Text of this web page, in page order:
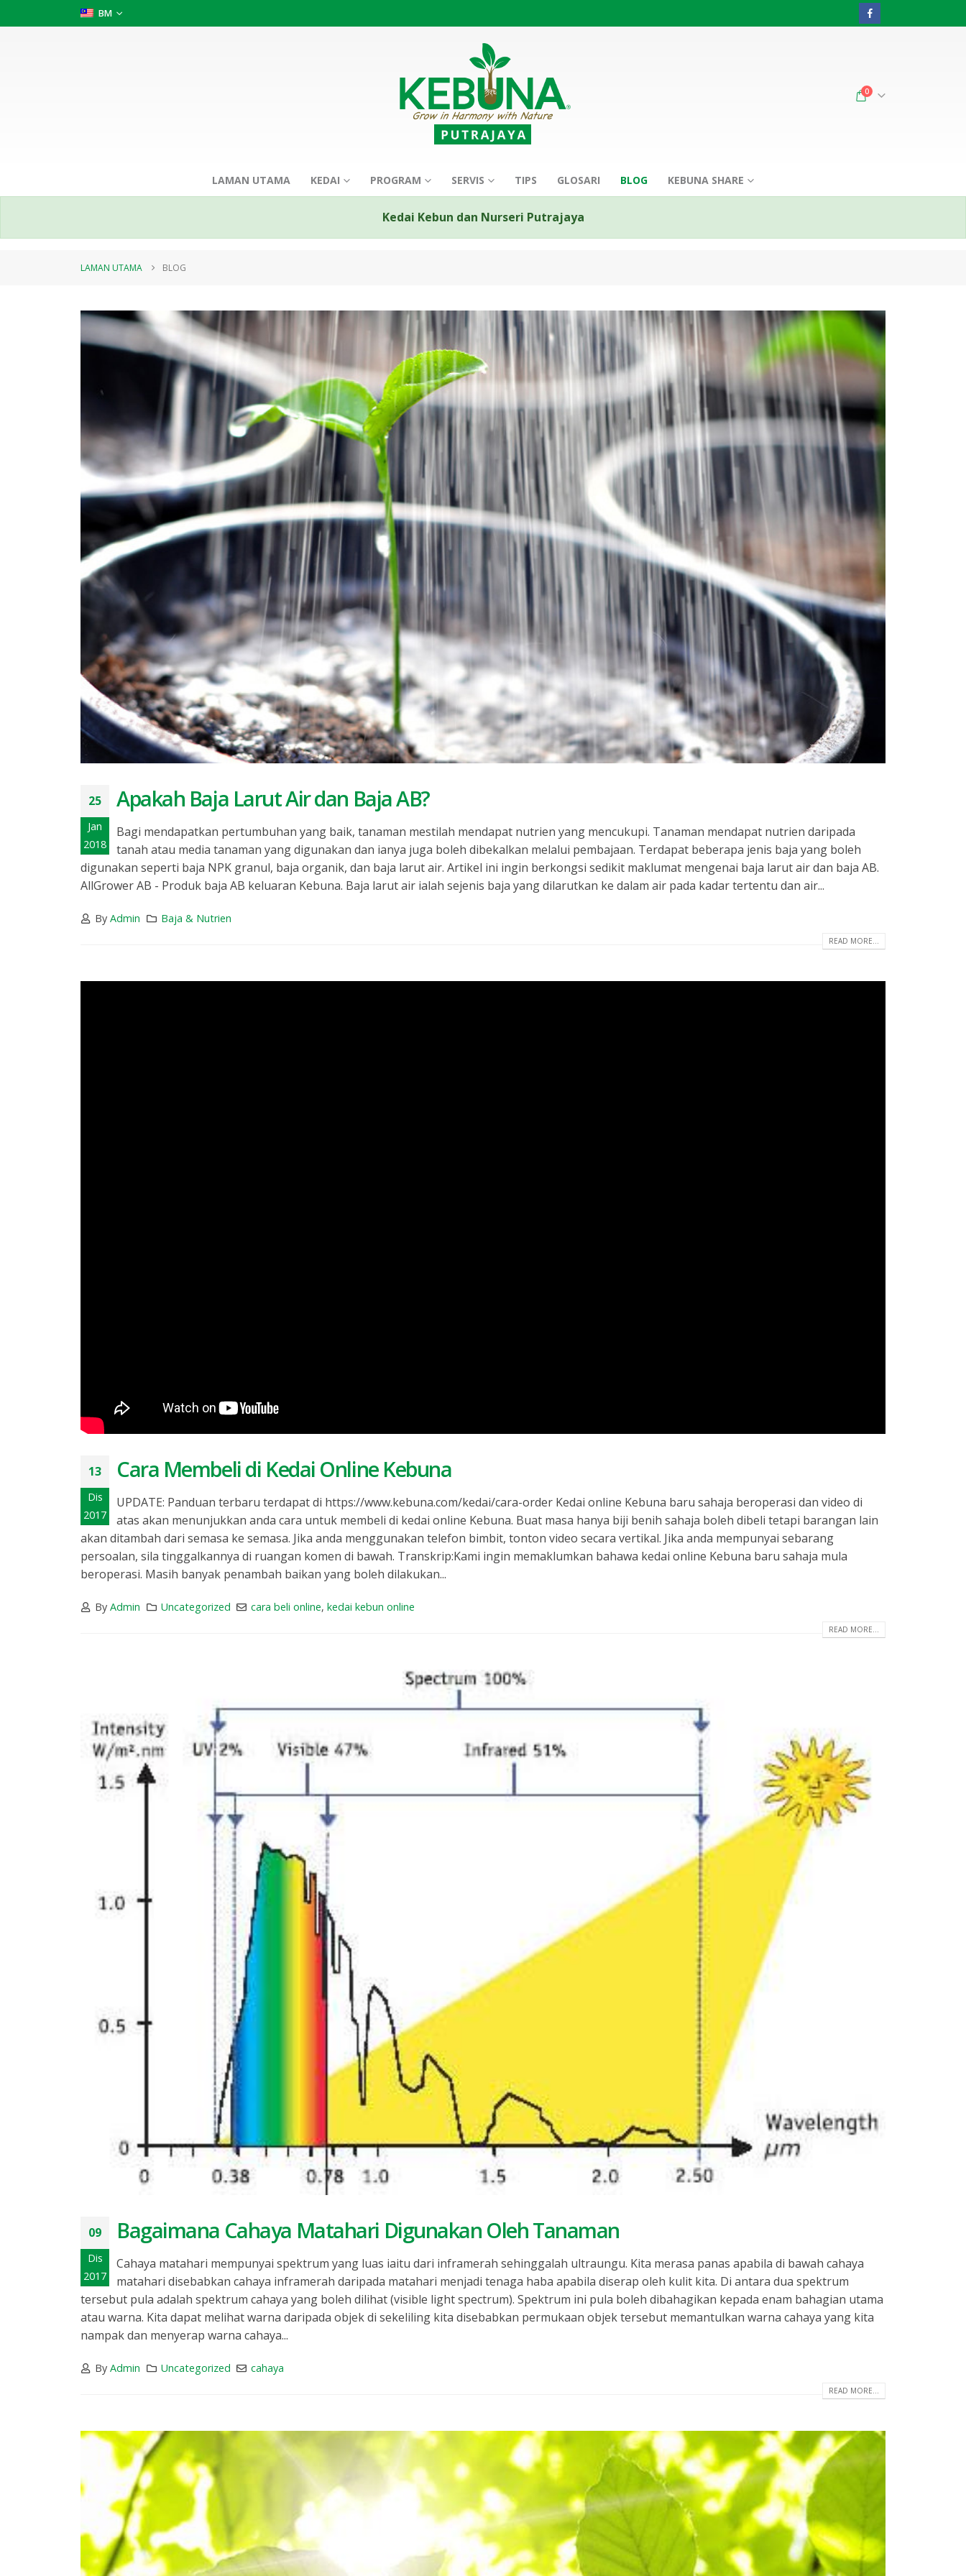
BM
0
LAMAN UTAMA KEDAI PROGRAM SERVIS TIPS GLOSARI BLOG KEBUNA SHARE
Kedai Kebun dan Nurseri Putrajaya
LAMAN UTAMA BLOG
25
Jan
2018
Apakah Baja Larut Air dan Baja AB?
Bagi mendapatkan pertumbuhan yang baik, tanaman mestilah mendapat nutrien yang mencukupi. Tanaman mendapat nutrien daripada
tanah atau media tanaman yang digunakan dan ianya juga boleh dibekalkan melalui pembajaan. Terdapat beberapa jenis baja yang boleh
digunakan seperti baja NPK granul, baja organik, dan baja larut air. Artikel ini ingin berkongsi sedikit maklumat mengenai baja larut air dan baja AB.
AllGrower AB - Produk baja AB keluaran Kebuna. Baja larut air ialah sejenis baja yang dilarutkan ke dalam air pada kadar tertentu dan air...
ByAdmin Baja & Nutrien
READ MORE...
13
Dis
2017
Cara Membeli di Kedai Online Kebuna
UPDATE: Panduan terbaru terdapat di https://www.kebuna.com/kedai/cara-order Kedai online Kebuna baru sahaja beroperasi dan video di
atas akan menunjukkan anda cara untuk membeli di kedai online Kebuna. Buat masa hanya biji benih sahaja boleh dibeli tetapi barangan lain
akan ditambah dari semasa ke semasa. Jika anda menggunakan telefon bimbit, tonton video secara vertikal. Jika anda mempunyai sebarang
persoalan, sila tinggalkannya di ruangan komen di bawah. Transkrip:Kami ingin memaklumkan bahawa kedai online Kebuna baru sahaja mula
beroperasi. Masih banyak penambah baikan yang boleh dilakukan...
ByAdmin Uncategorized cara beli online,kedai kebun online
READ MORE...
09
Dis
2017
Bagaimana Cahaya Matahari Digunakan Oleh Tanaman
Cahaya matahari mempunyai spektrum yang luas iaitu dari inframerah sehinggalah ultraungu. Kita merasa panas apabila di bawah cahaya
matahari disebabkan cahaya inframerah daripada matahari menjadi tenaga haba apabila diserap oleh kulit kita. Di antara dua spektrum
tersebut pula adalah spektrum cahaya yang boleh dilihat (visible light spectrum). Spektrum ini pula boleh dibahagikan kepada enam bahagian utama
atau warna. Kita dapat melihat warna daripada objek di sekeliling kita disebabkan permukaan objek tersebut memantulkan warna cahaya yang kita
nampak dan menyerap warna cahaya...
ByAdmin Uncategorized cahaya
READ MORE...